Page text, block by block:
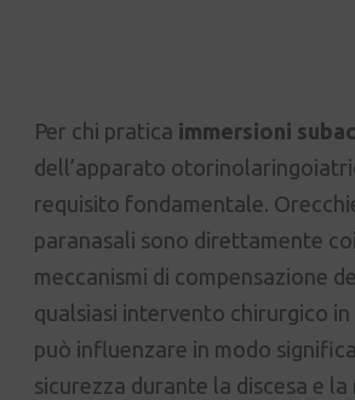
Per chi pratica immersioni
dell’apparato
requisito fondamentale.
paranasali sono direttamente
meccanismi di compensazione
qualsiasi intervento chirurgico in
può influenzare in modo
sicurezza durante la discesa e la